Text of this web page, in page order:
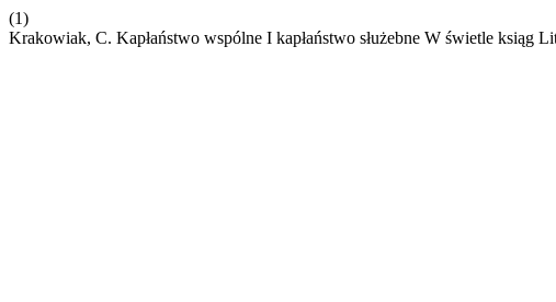
(1)
Krakowiak, C. Kapłaństwo wspólne I kapłaństwo służebne W świetle ksiąg